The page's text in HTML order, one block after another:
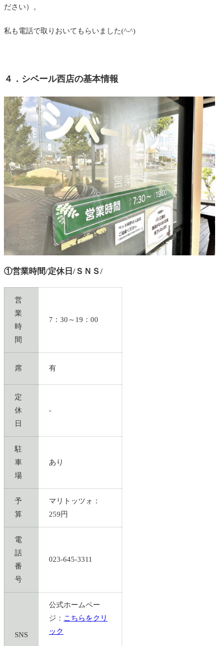
ださい）。
私も電話で取りおいてもらいました(^-^)
４．シベール西店の基本情報
①営業時間/定休日/ＳＮＳ/
営
業
時
間
7：30～19：00
席 有
定
休
日
-
駐
車
場
あり
予
算
マリトッツォ：
259円
電
話
番
号
023-645-3311
SNS
公式ホームペー
ジ： こちらをクリ
ック